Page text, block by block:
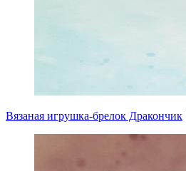
Вязаная игрушка-брелок Дракончик